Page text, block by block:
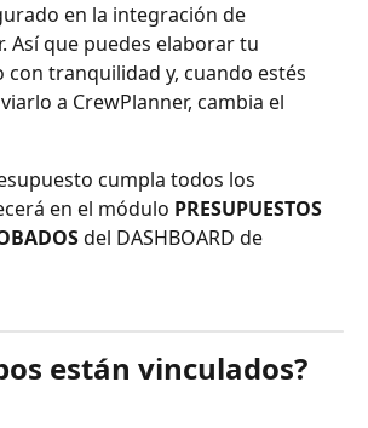
en la integración de
Así que puedes elaborar tu
con tranquilidad y, cuando estés
a CrewPlanner, cambia el
cumpla todos los
en el módulo PRESUPUESTOS
del DASHBOARD de
están vinculados?